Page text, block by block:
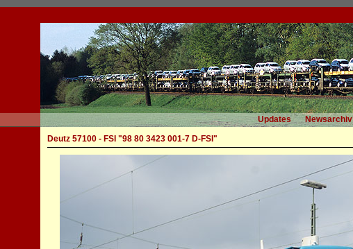
Updates Newsarchiv
Deutz 57100 - FSI "98 80 3423 001-7 D-FSI"